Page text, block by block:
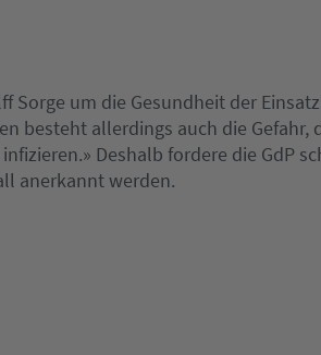
Sorge um die Gesundheit der
besteht allerdings auch die Gefahr,
Deshalb fordere die GdP
anerkannt werden.